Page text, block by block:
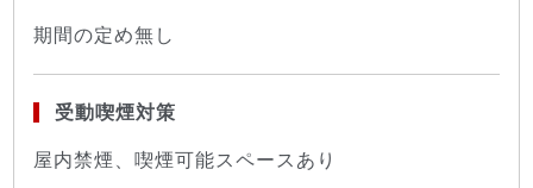
期間の定め無し
受動喫煙対策
屋内禁煙、喫煙可能スペースあり